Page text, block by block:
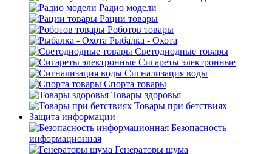
Радио модели
Рации товары
Роботов товары
Рыбалка - Охота
Светодиодные товары
Сигареты электронные
Сигнализация воды
Спорта товары
Товары здоровья
Товары при бетствиях
Защита информации
Безопасность
информационная
Генераторы шума